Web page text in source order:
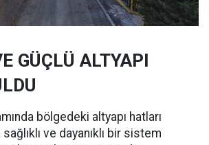
GÜÇLÜ ALTYAPI
bölgedeki altyapı hatları
ve dayanıklı bir sistem